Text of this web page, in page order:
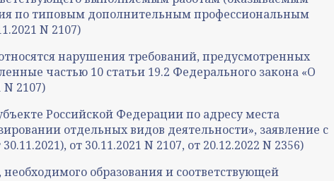
по типовым дополнительным профессиональным
N 2107)
нарушения требований, предусмотренных
частью 10 статьи 19.2 Федерального закона «О
2107)
Российской Федерации по адресу места
отдельных видов деятельности», заявление с
от 30.11.2021 N 2107, от 20.12.2022 N 2356)
образования и соответствующей